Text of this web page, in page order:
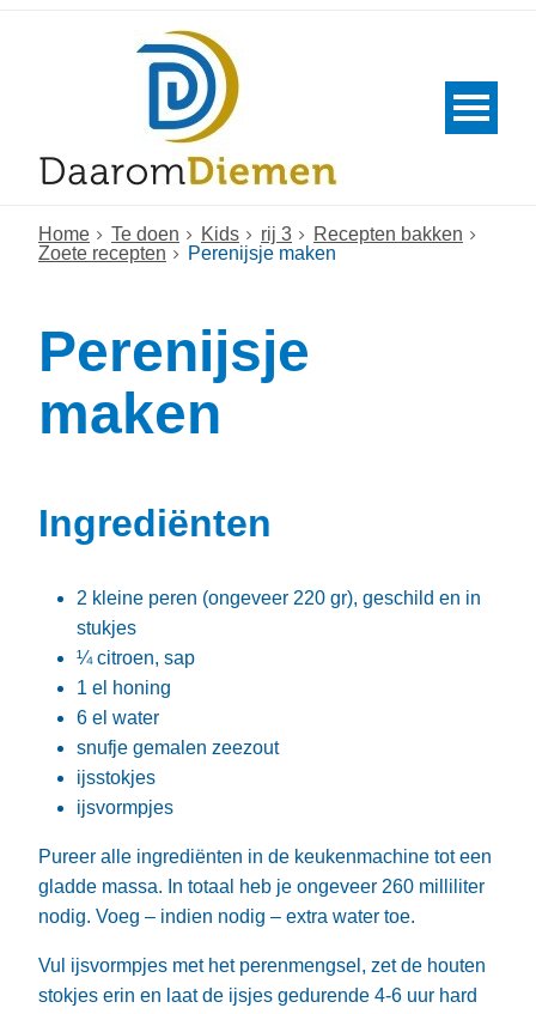
Home Te doen Kids rij 3
Recepten bakken
Zoete recepten
Perenijsje maken
Perenijsje
maken
Ingrediënten
2 kleine peren (ongeveer 220 gr), geschild en in
stukjes
¼ citroen, sap
1 el honing
6 el water
snufje gemalen zeezout
ijsstokjes
ijsvormpjes
Pureer alle ingrediënten in de keukenmachine tot een
gladde massa. In totaal heb je ongeveer 260 milliliter
nodig. Voeg – indien nodig – extra water toe.
Vul ijsvormpjes met het perenmengsel, zet de houten
stokjes erin en laat de ijsjes gedurende 4-6 uur hard